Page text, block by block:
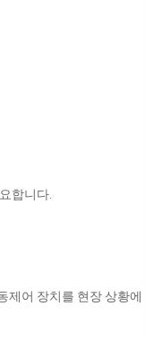
합니다.
제어 장치를 현장 상황에